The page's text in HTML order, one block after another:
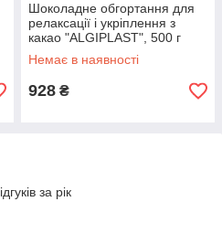
Шоколадне обгортання для
релаксації і укріплення з
какао "ALGIPLAST", 500 г
Немає в наявності
928 ₴
за рік